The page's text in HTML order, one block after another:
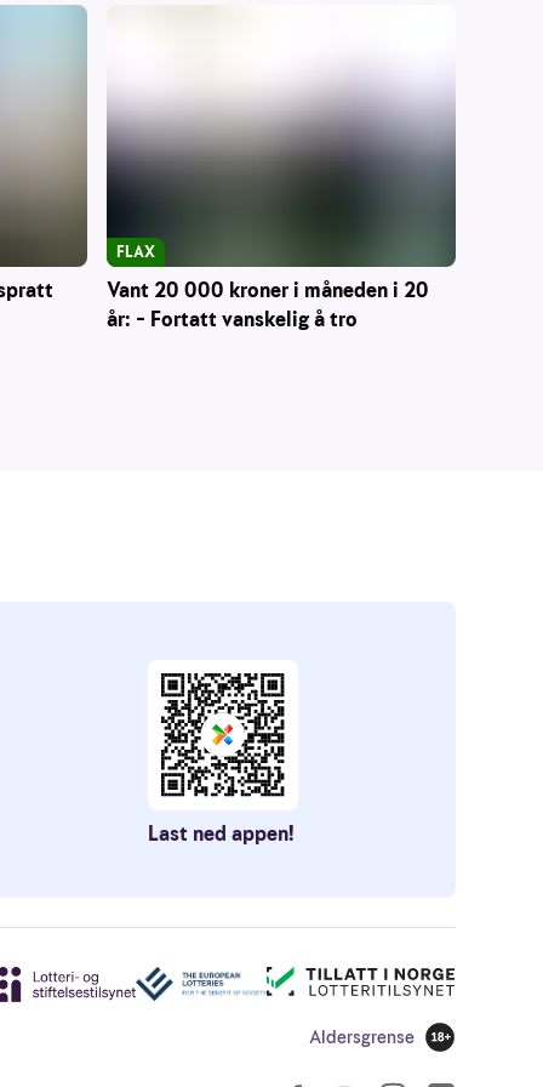
Vant 20 000 kroner i måneden i 20
år: – Fortatt vanskelig å tro
FLAX
Last ned appen!
Aldersgrense
18 år